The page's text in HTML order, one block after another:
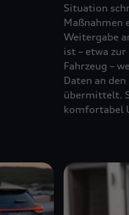
Situation
Maßnahmen
Weitergabe
ist – etwa
Fahrzeug –
Daten an
übermittelt.
komfortabel